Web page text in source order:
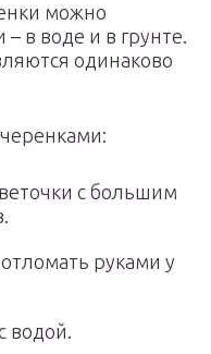
можно
в воде и в грунте.
одинаково
с большим
руками у
водой.